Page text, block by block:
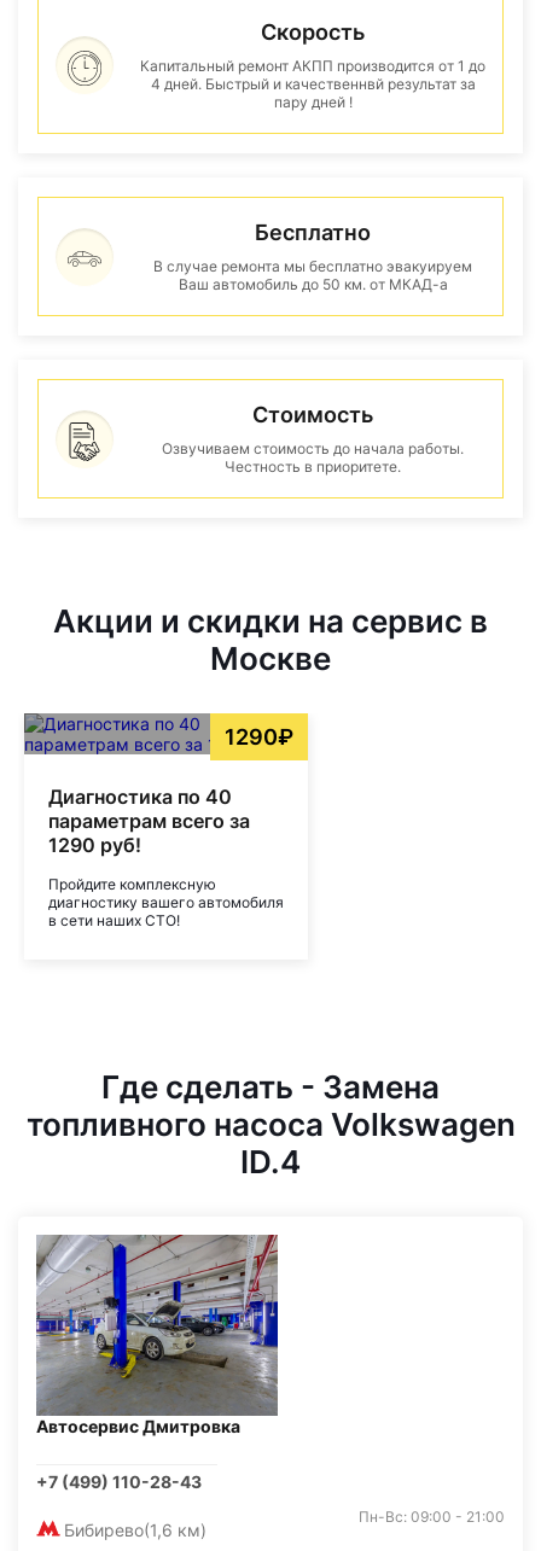
Скорость
Капитальный ремонт АКПП производится от 1 до
4 дней. Быстрый и качественнвй результат за
пару дней !
Бесплатно
В случае ремонта мы бесплатно эвакуируем
Ваш автомобиль до 50 км. от МКАД-а
Стоимость
Озвучиваем стоимость до начала работы.
Честность в приоритете.
Акции и скидки на сервис в
Москве
1290₽
Диагностика по 40
параметрам всего за
1290 руб!
Пройдите комплексную
диагностику вашего автомобиля
в сети наших СТО!
Где сделать - Замена
топливного насоса Volkswagen
ID.4
Автосервис Дмитровка
+7 (499) 110-28-43
Бибирево(1,6 км)
Пн-Вс: 09:00 - 21:00